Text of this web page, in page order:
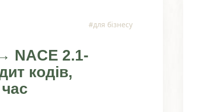
#для бізнесу
NACE 2.1-
кодів,